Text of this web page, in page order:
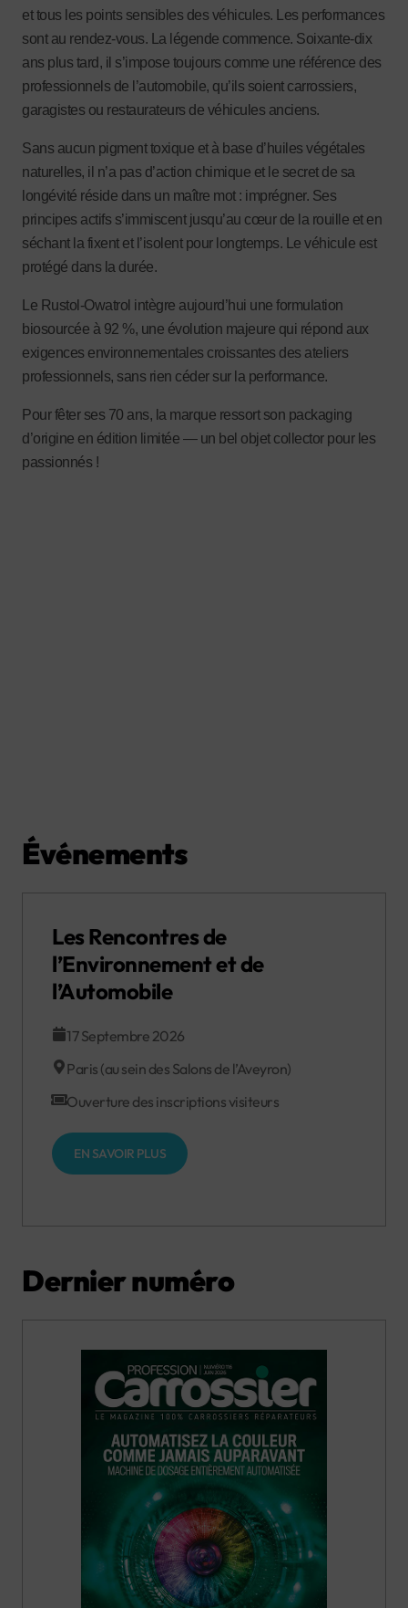
et tous les points sensibles des véhicules. Les performances
sont au rendez-vous. La légende commence. Soixante-dix
ans plus tard, il s’impose toujours comme une référence des
professionnels de l’automobile, qu’ils soient carrossiers,
garagistes ou restaurateurs de véhicules anciens.
Sans aucun pigment toxique et à base d’huiles végétales
naturelles, il n’a pas d’action chimique et le secret de sa
longévité réside dans un maître mot : imprégner. Ses
principes actifs s’immiscent jusqu’au cœur de la rouille et en
séchant la fixent et l’isolent pour longtemps. Le véhicule est
protégé dans la durée.
Le Rustol-Owatrol intègre aujourd’hui une formulation
biosourcée à 92 %, une évolution majeure qui répond aux
exigences environnementales croissantes des ateliers
professionnels, sans rien céder sur la performance.
Pour fêter ses 70 ans, la marque ressort son packaging
d’origine en édition limitée — un bel objet collector pour les
passionnés !
Événements
Les Rencontres de
l’Environnement et de
l’Automobile
17 Septembre 2026
Paris (au sein des Salons de l’Aveyron)
Ouverture des inscriptions visiteurs
EN SAVOIR PLUS
Dernier numéro